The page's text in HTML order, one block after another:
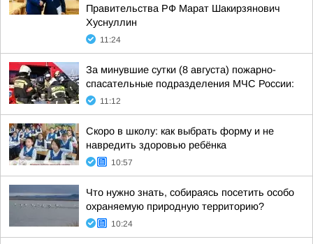
Правительства РФ Марат Шакирзянович
Хуснуллин
11:24
За минувшие сутки (8 августа) пожарно-
спасательные подразделения МЧС России:
11:12
Скоро в школу: как выбрать форму и не
навредить здоровью ребёнка
10:57
Что нужно знать, собираясь посетить особо
охраняемую природную территорию?
10:24